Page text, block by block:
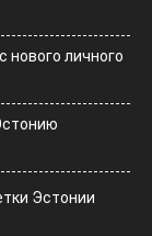
нового личного
Эстонии